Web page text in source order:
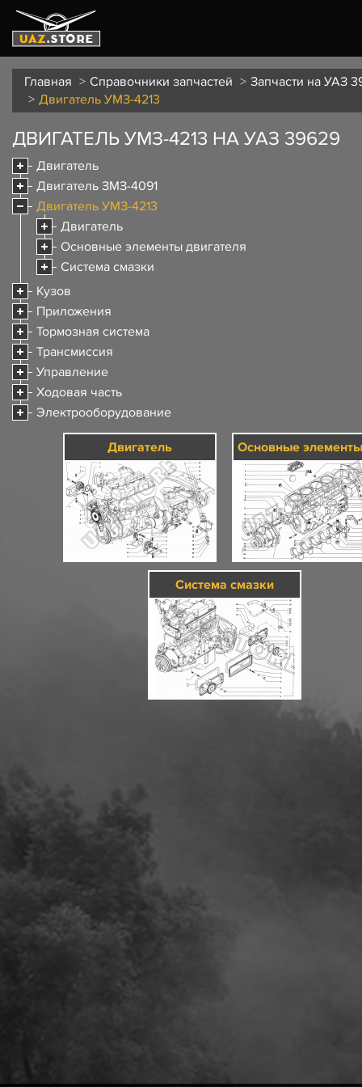
Главная Справочники запчастей
Запчасти на УАЗ
Двигатель УМЗ-4213
ДВИГАТЕЛЬ УМЗ-4213 НА УАЗ 39629
Двигатель
Двигатель ЗМЗ-4091
Двигатель УМЗ-4213
Двигатель
Основные элементы двигателя
Система смазки
Кузов
Приложения
Тормозная система
Трансмиссия
Управление
Ходовая часть
Электрооборудование
Двигатель
Система смазки